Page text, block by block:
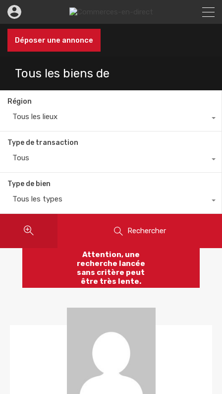
Déposer une annonce
Tous les biens de
Région
Tous les lieux
Type de transaction
Tous
Type de bien
Tous les types
Rechercher
Attention, une
recherche lancée
sans critère peut
être très lente.